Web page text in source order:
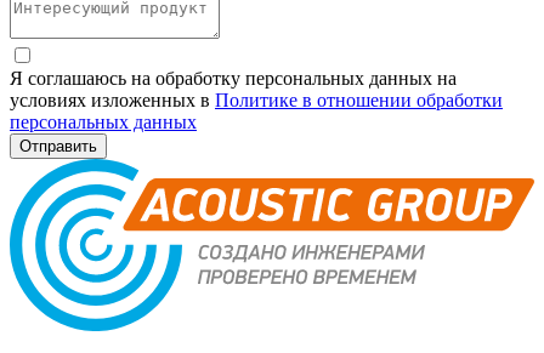
Я соглашаюсь на обработку персональных данных на
условиях изложенных в Политике в отношении обработки
персональных данных